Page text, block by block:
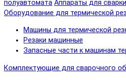
полуавтомата Аппараты для
Оборудование для термической
Машины для термической
Резаки машинные
Запасные части к машинам
Комплектующие для сварочного